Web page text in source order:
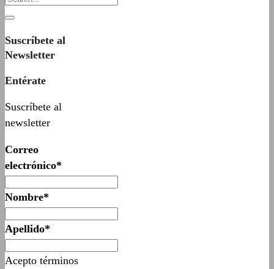
Suscríbete al
Newsletter
Entérate
Suscríbete al
newsletter
Correo
electrónico*
Nombre*
Apellido*
Acepto términos